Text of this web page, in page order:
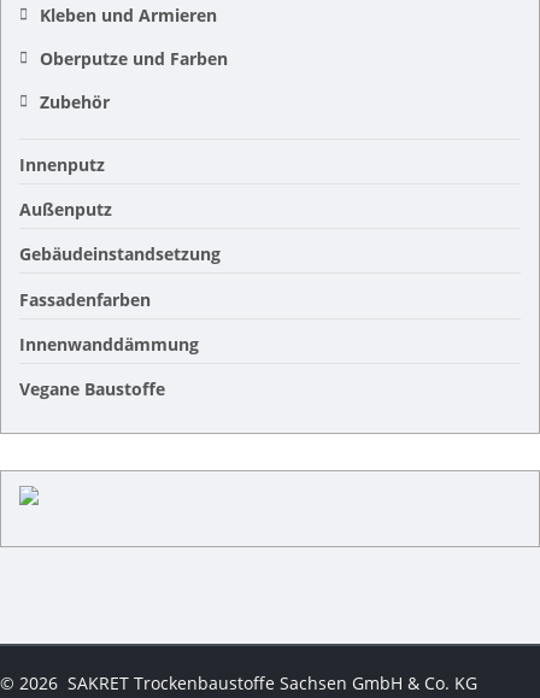
Kleben und Armieren
Oberputze und Farben
Zubehör
Innenputz
Außenputz
Gebäudeinstandsetzung
Fassadenfarben
Innenwanddämmung
Vegane Baustoffe
© 2026 SAKRET Trockenbaustoffe Sachsen GmbH & Co. KG